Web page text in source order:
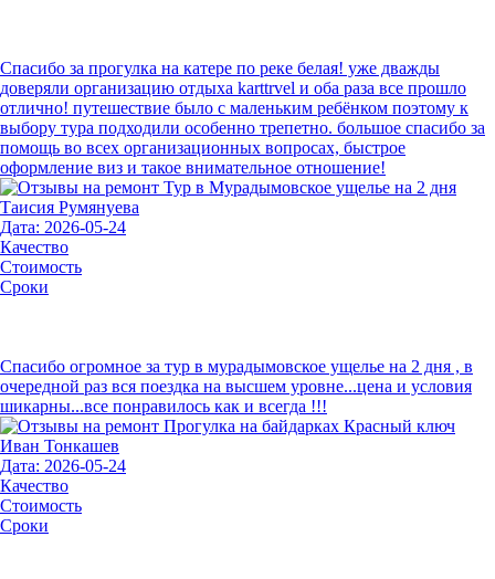
Спасибо за прогулка на катере по реке белая! уже дважды
доверяли организацию отдыха karttrvel и оба раза все прошло
отлично! путешествие было с маленьким ребёнком поэтому к
выбору тура подходили особенно трепетно. большое спасибо за
помощь во всех организационных вопросах, быстрое
оформление виз и такое внимательное отношение!
Таисия Румянуева
Дата: 2026-05-24
Качество
Стоимость
Сроки
Спасибо огромное за тур в мурадымовское ущелье на 2 дня , в
очередной раз вся поездка на высшем уровне...цена и условия
шикарны...все понравилось как и всегда !!!
Иван Тонкашев
Дата: 2026-05-24
Качество
Стоимость
Сроки